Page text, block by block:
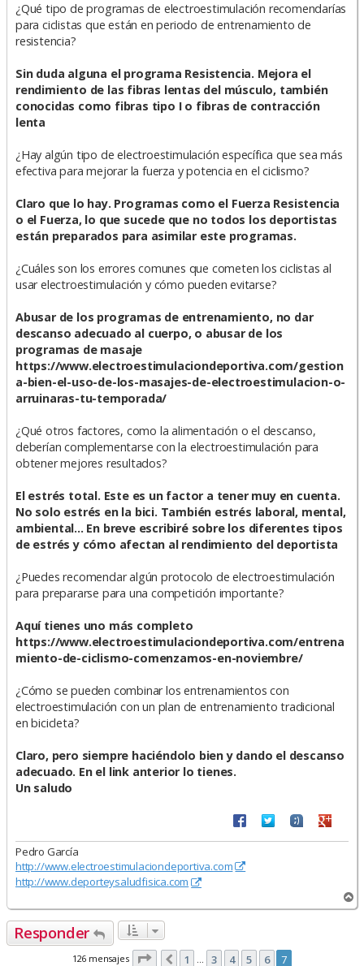
¿Qué tipo de programas de electroestimulación recomendarías
para ciclistas que están en periodo de entrenamiento de
resistencia?
Sin duda alguna el programa Resistencia. Mejora el
rendimiento de las fibras lentas del músculo, también
conocidas como fibras tipo I o fibras de contracción
lenta
¿Hay algún tipo de electroestimulación específica que sea más
efectiva para mejorar la fuerza y potencia en el ciclismo?
Claro que lo hay. Programas como el Fuerza Resistencia
o el Fuerza, lo que sucede que no todos los deportistas
están preparados para asimilar este programas.
¿Cuáles son los errores comunes que cometen los ciclistas al
usar electroestimulación y cómo pueden evitarse?
Abusar de los programas de entrenamiento, no dar
descanso adecuado al cuerpo, o abusar de los
programas de masaje
https://www.electroestimulaciondeportiva.com/gestion
a-bien-el-uso-de-los-masajes-de-electroestimulacion-o-
arruinaras-tu-temporada/
¿Qué otros factores, como la alimentación o el descanso,
deberían complementarse con la electroestimulación para
obtener mejores resultados?
El estrés total. Este es un factor a tener muy en cuenta.
No solo estrés en la bici. También estrés laboral, mental,
ambiental... En breve escribiré sobre los diferentes tipos
de estrés y cómo afectan al rendimiento del deportista
¿Puedes recomendar algún protocolo de electroestimulación
para prepararse para una competición importante?
Aquí tienes uno más completo
https://www.electroestimulaciondeportiva.com/entrena
miento-de-ciclismo-comenzamos-en-noviembre/
¿Cómo se pueden combinar los entrenamientos con
electroestimulación con un plan de entrenamiento tradicional
en bicicleta?
Claro, pero siempre haciéndolo bien y dando el descanso
adecuado. En el link anterior lo tienes.
Un saludo
Pedro García
http://www.electroestimulaciondeportiva.com
http://www.deporteysaludfisica.com
r
Responder
126 mensajes Página de7
Anterior
1 … 3 4 5 6 7